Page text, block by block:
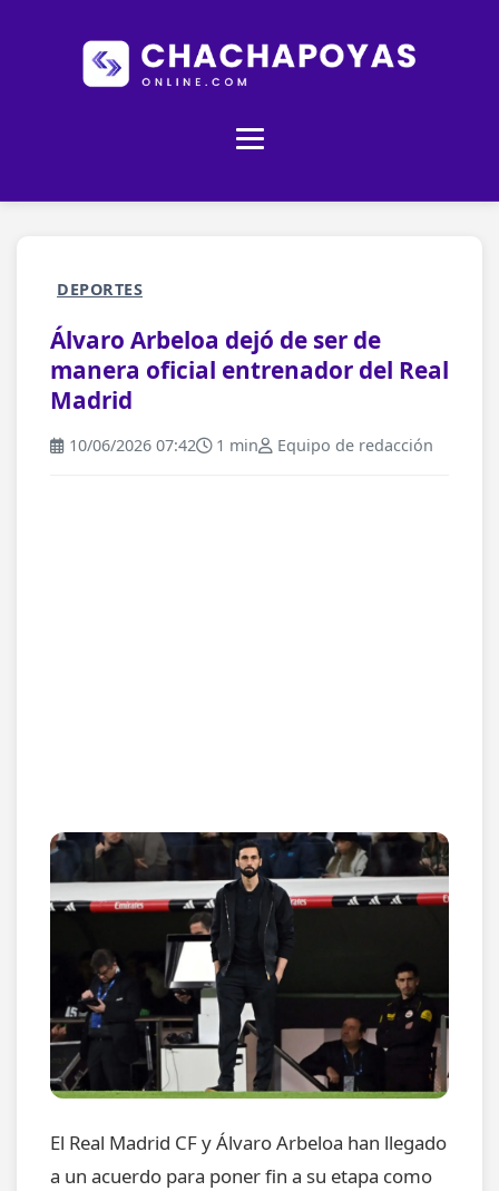
DEPORTES
Álvaro Arbeloa dejó de ser de
manera oficial entrenador del Real
Madrid
10/06/2026 07:42 1 min Equipo de redacción
El Real Madrid CF y Álvaro Arbeloa han llegado
a un acuerdo para poner fin a su etapa como